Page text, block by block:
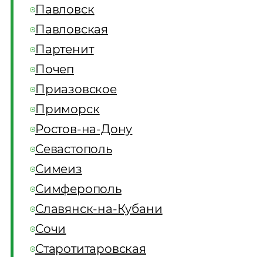
Павловск
Павловская
Партенит
Почеп
Приазовское
Приморск
Ростов-на-Дону
Севастополь
Симеиз
Симферополь
Славянск-на-Кубани
Сочи
Старотитаровская